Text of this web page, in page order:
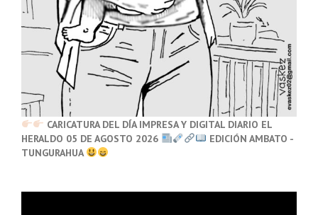
CARICATURA DEL DÍA IMPRESA Y DIGITAL DIARIO EL
HERALDO 05 DE AGOSTO 2026
EDICIÓN AMBATO -
TUNGURAHUA